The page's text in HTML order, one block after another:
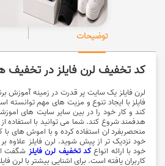
توضیحات
کد تخفیف لرن فایلز در تخفیف
لرن فایلز یک سایت پر قدرت در زمینه آموزش
فایلز با ایجاد تنوع و مزیت های مهم توانسته
کند و کار خود را در بین سایر سایت های
هدفمند شروع کند. شما می توانید با استفاده
منحصربفرد ان استفاده کرده و با اموش های
خود نزدیک تر از پیش شوید. لرن فایلز علاوه
خود با ارائه انواعکد تخفیف لرن فایلز شگفت
کاربران یافته است. برای اشنایی بیشتر با لرن